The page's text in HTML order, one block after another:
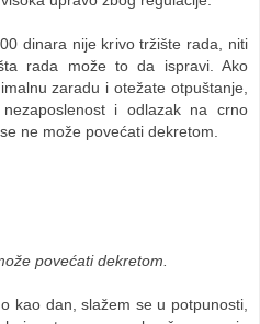
dinara nije krivo tržište rada, niti
rada može to da ispravi. Ako
zaradu i otežate otpuštanje,
i odlazak na crno
ne može povećati dekretom.
povećati dekretom.
kao dan, slažem se u potpunosti,